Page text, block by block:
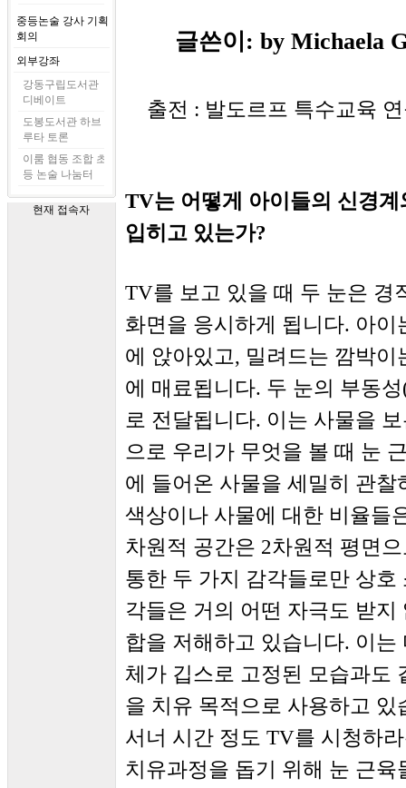
중등논술 강사 기획
회의
외부강좌
강동구립도서관
디베이트
도봉도서관 하브
루타 토론
이룸 협동 조합 초
등 논술 나눔터
현재 접속자
글쓴이: by Michaela
출전 : 발도르프 특수교육
TV는 어떻게 아이들의 신경
입히고 있는가?
TV를 보고 있을 때 두 눈은 경
화면을 응시하게 됩니다. 아
에 앉아있고, 밀려드는 깜박이
에 매료됩니다. 두 눈의 부동
로 전달됩니다. 이는 사물을
으로 우리가 무엇을 볼 때 눈
에 들어온 사물을 세밀히 관
색상이나 사물에 대한 비율들
차원적 공간은 2차원적 평면
통한 두 가지 감각들로만 상
각들은 거의 어떤 자극도 받
합을 저해하고 있습니다. 이
체가 깁스로 고정된 모습과도
을 치유 목적으로 사용하고
서너 시간 정도 TV를 시청하
치유과정을 돕기 위해 눈 근